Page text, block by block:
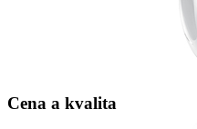
Cena a kvalita